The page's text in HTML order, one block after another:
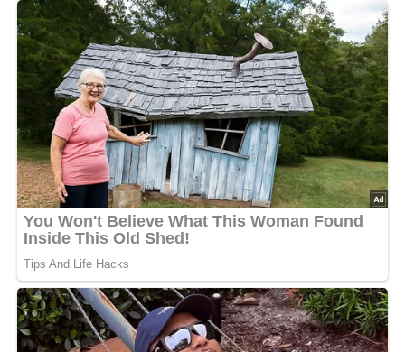
Ein Rezept aus Polen aus dem Jahr 1987
Diese Zutaten brauchen wir…
400 g Gänseleber
10 g Mehl
80 g Gänsefett
120 g Zwiebeln
500 g Äpfel
Zucker
Majoran
40 g Margarine
Salz
Pfeffer